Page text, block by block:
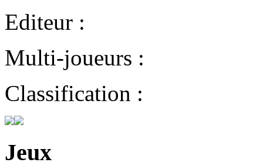
Editeur :
Multi-joueurs :
Classification :
Jeux